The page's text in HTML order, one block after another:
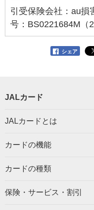
引受保険会社：au
号：BS0221684M（
シェア
JALカード
JALカードとは
カードの機能
カードの種類
保険・サービス・割引